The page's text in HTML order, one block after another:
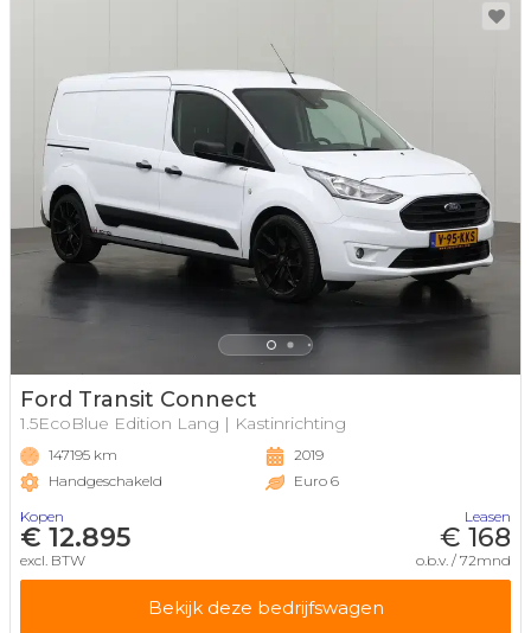
Ford Transit Connect
1.5EcoBlue Edition Lang | Kastinrichting
147195 km
Handgeschakeld
2019
Euro 6
Kopen
€ 12.895
excl. BTW
Leasen
€ 168
o.b.v. / 72mnd
Bekijk deze bedrijfswagen